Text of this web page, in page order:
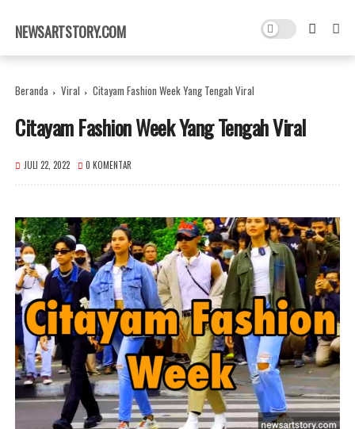
×
NEWSARTSTORY.COM
Beranda Viral Citayam Fashion Week Yang Tengah Viral
Citayam Fashion Week Yang Tengah Viral
JULI 22, 2022 0 KOMENTAR